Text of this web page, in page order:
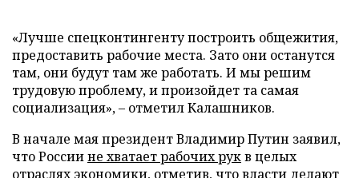
«Лучше спецконтингенту построить общежития,
предоставить рабочие места. Зато они останутся
там, они будут там же работать. И мы решим
трудовую проблему, и произойдет та самая
социализация», – отметил Калашников.
В начале мая президент Владимир Путин заявил,
что Россиине хватает рабочих рукв целых
отраслях экономики, отметив, что власти делают